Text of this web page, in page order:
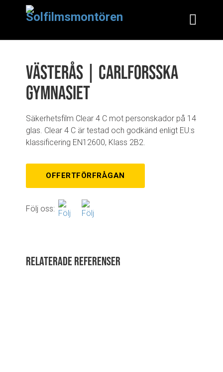
Västerås | Carlforsska
gymnasiet
Säkerhetsfilm Clear 4 C mot personskador på 14
glas. Clear 4 C är testad och godkänd enligt EU:s
klassificering EN12600, Klass 2B2.
OFFERTFÖRFRÅGAN
Följ oss:
Relaterade referenser